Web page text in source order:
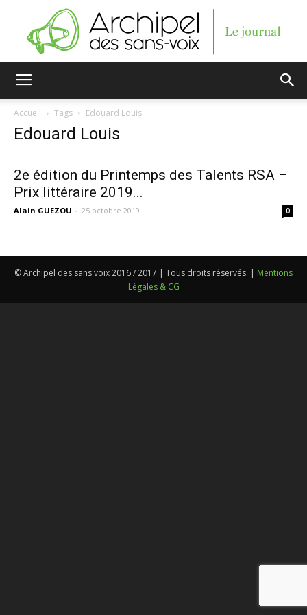
voix
Accueil Tags Edouard Louis
Edouard Louis
2e édition du Printemps des Talents RSA –
Prix littéraire 2019...
Alain GUEZOU - 25 octobre 2019 0
© Archipel des sans voix 2016 / 2017 | Tous droits réservés. | Mentions
Légales & CG